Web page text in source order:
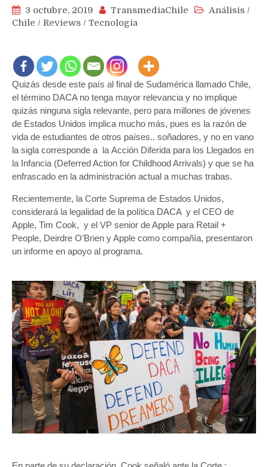
3 octubre, 2019 TransmediaChile Análisis /
Chile / Reviews / Tecnología
Quizás desde este país al final de Sudamérica llamado Chile,
el término DACA no tenga mayor relevancia y no implique
quizás ninguna sigla relevante, pero para millones de jóvenes
de Estados Unidos implica mucho más, pues es la razón de
vida de estudiantes de otros países.. soñadores, y no en vano
la sigla corresponde a la Acción Diferida para los Llegados en
la Infancia (Deferred Action for Childhood Arrivals) y que se ha
enfrascado en la administración actual a muchas trabas.
Recientemente, la Corte Suprema de Estados Unidos,
considerará la legalidad de la política DACA y el CEO de
Apple, Tim Cook, y el VP senior de Apple para Retail +
People, Deirdre O’Brien y Apple como compañía, presentaron
un informe en apoyo al programa.